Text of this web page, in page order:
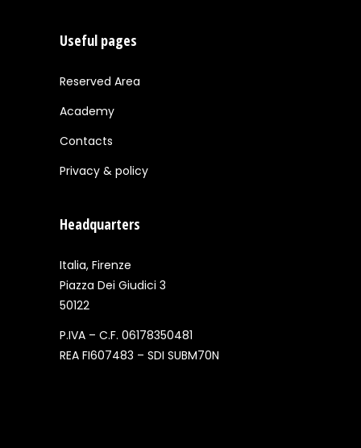
Useful pages
Reserved Area
Academy
Contacts
Privacy & policy
Headquarters
Italia, Firenze
Piazza Dei Giudici 3
50122
P.IVA – C.F. 06178350481
REA FI607483 – SDI SUBM70N